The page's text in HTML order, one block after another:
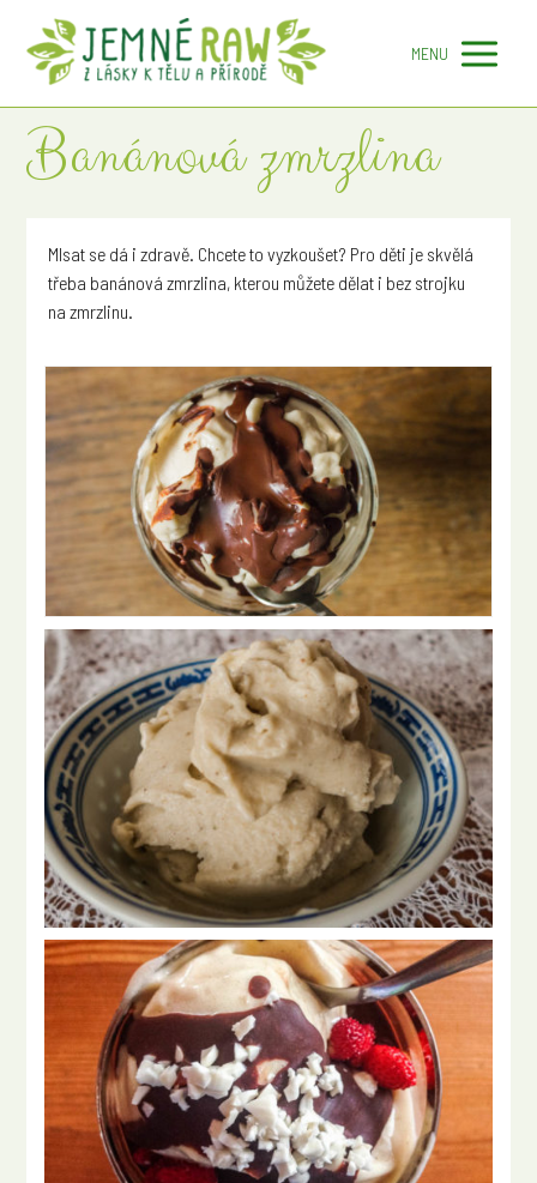
MENU
Banánová zmrzlina
Mlsat se dá i zdravě. Chcete to vyzkoušet? Pro děti je skvělá
třeba banánová zmrzlina, kterou můžete dělat i bez strojku
na zmrzlinu.